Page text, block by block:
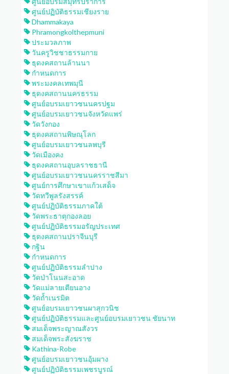
ศูนย์ปฏิบัติธรรมเชียงราย
Dhammakaya
Phramongkolthepmuni
ประมวลภาพ
วันครูวิชชาธรรมกาย
ธุดงคสถานล้านนา
กำหนดการ
พระมงคลเทพมุนี
ธุดงคสถานนครธรรม
ศูนย์อบรมเยาวชนนครปฐม
ศูนย์อบรมเยาวชนจังหวัดแพร่
วัดวังกอง
ธุดงคสถานพิษณุโลก
ศูนย์อบรมเยาวชนลพบุรี
วัดเมืองคง
ธุดงคสถานอุบลราชธานี
ศูนย์อบรมเยาวชนนครราชสีมา
ศูนย์การศึกษาเขาแก้วเสด็จ
วัดทวีพูลรังสรรค์
ศูนย์ปฏิบัติธรรมภาคใต้
วัดพระธาตุกองลอย
ศูนย์ปฏิบัติธรรมอรัญประเทศ
ธุดงคสถานปราจีนบุรี
กฐิน
กำหนดการ
ศูนย์ปฏิบัติธรรมลำปาง
วัดป่าโนนสะอาด
วัดแม่ลายเตียนอาง
วัดถ้ำเนรมิต
ศูนย์อบรมเยาวชนผาสุกวนิช
ศูนย์ปฏิบัติธรรมและศูนย์อบรมเยาวชน ชัยนาท
สมเด็จพระญาณสังวร
สมเด็จพระสังฆราช
Kathina-Robe
ศูนย์อบรมเยาวชนอุ้มผาง
ศูนย์ปฏิบัติธรรมเพชรบูรณ์